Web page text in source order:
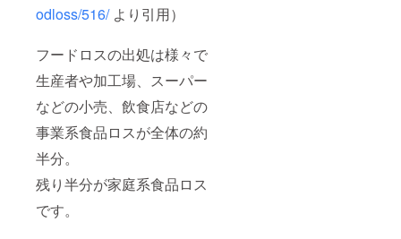
odloss/516/ より引用）
フードロスの出処は様々で
生産者や加工場、スーパー
などの小売、飲食店などの
事業系食品ロスが全体の約
半分。
残り半分が家庭系食品ロス
です。